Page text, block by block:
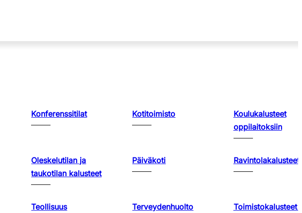
Konferenssitilat Kotitoimisto
Koulukalusteet
oppilaitoksiin
Oleskelutilan ja
taukotilan kalusteet
Päiväkoti Ravintolakalusteet
Teollisuus Terveydenhuolto
Toimistokalusteet